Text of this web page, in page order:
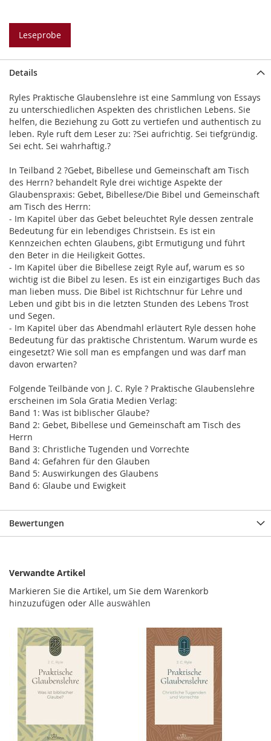
Leseprobe
Details
Ryles Praktische Glaubenslehre ist eine Sammlung von Essays
zu unterschiedlichen Aspekten des christlichen Lebens. Sie
helfen, die Beziehung zu Gott zu vertiefen und authentisch zu
leben. Ryle ruft dem Leser zu: ?Sei aufrichtig. Sei tiefgründig.
Sei echt. Sei wahrhaftig.?
In Teilband 2 ?Gebet, Bibellese und Gemeinschaft am Tisch
des Herrn? behandelt Ryle drei wichtige Aspekte der
Glaubenspraxis: Gebet, Bibellese/Die Bibel und Gemeinschaft
am Tisch des Herrn:
- Im Kapitel über das Gebet beleuchtet Ryle dessen zentrale
Bedeutung für ein lebendiges Christsein. Es ist ein
Kennzeichen echten Glaubens, gibt Ermutigung und führt
den Beter in die Heiligkeit Gottes.
- Im Kapitel über die Bibellese zeigt Ryle auf, warum es so
wichtig ist die Bibel zu lesen. Es ist ein einzigartiges Buch das
man lieben muss. Die Bibel ist Richtschnur für Lehre und
Leben und gibt bis in die letzten Stunden des Lebens Trost
und Segen.
- Im Kapitel über das Abendmahl erläutert Ryle dessen hohe
Bedeutung für das praktische Christentum. Warum wurde es
eingesetzt? Wie soll man es empfangen und was darf man
davon erwarten?
Folgende Teilbände von J. C. Ryle ? Praktische Glaubenslehre
erscheinen im Sola Gratia Medien Verlag:
Band 1: Was ist biblischer Glaube?
Band 2: Gebet, Bibellese und Gemeinschaft am Tisch des
Herrn
Band 3: Christliche Tugenden und Vorrechte
Band 4: Gefahren für den Glauben
Band 5: Auswirkungen des Glaubens
Band 6: Glaube und Ewigkeit
Bewertungen
Verwandte Artikel
Markieren Sie die Artikel, um Sie dem Warenkorb
hinzuzufügen oder Alle auswählen